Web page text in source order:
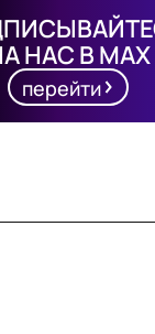
НАС В MAX
перейти